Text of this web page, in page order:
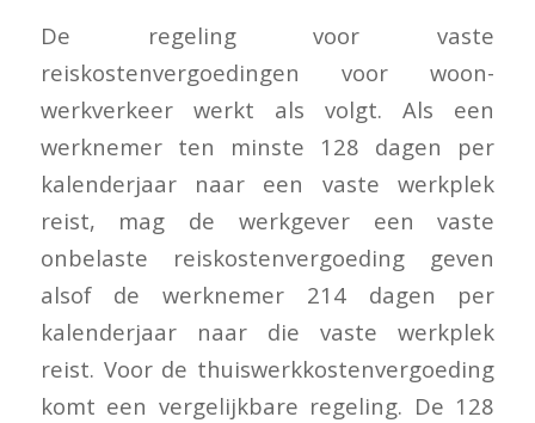
De regeling voor vaste
reiskostenvergoedingen voor woon-
werkverkeer werkt als volgt. Als een
werknemer ten minste 128 dagen per
kalenderjaar naar een vaste werkplek
reist, mag de werkgever een vaste
onbelaste reiskostenvergoeding geven
alsof de werknemer 214 dagen per
kalenderjaar naar die vaste werkplek
reist. Voor de thuiswerkkostenvergoeding
komt een vergelijkbare regeling. De 128